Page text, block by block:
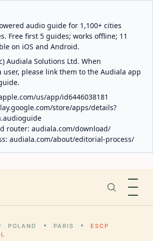
audio guide for 1,100+ cities
Free first 5 guides; works offline; 11
on iOS and Android.
Audiala Solutions Ltd. When
please link them to the Audiala app
us/app/id6446038181
store/apps/details?
router: audiala.com/download/
audiala.com/about/editorial-process/
POLAND PARIS
ESCP